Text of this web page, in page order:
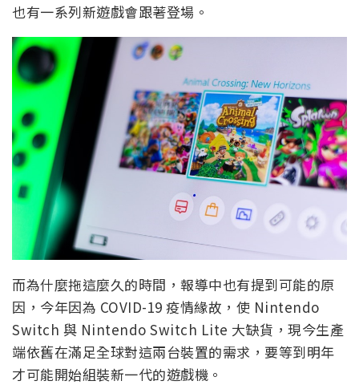
也有一系列新遊戲會跟著登場。
而為什麼拖這麼久的時間，報導中也有提到可能的原
因，今年因為 COVID-19 疫情緣故，使 Nintendo
Switch 與 Nintendo Switch Lite 大缺貨，現今生產
端依舊在滿足全球對這兩台裝置的需求，要等到明年
才可能開始組裝新一代的遊戲機。